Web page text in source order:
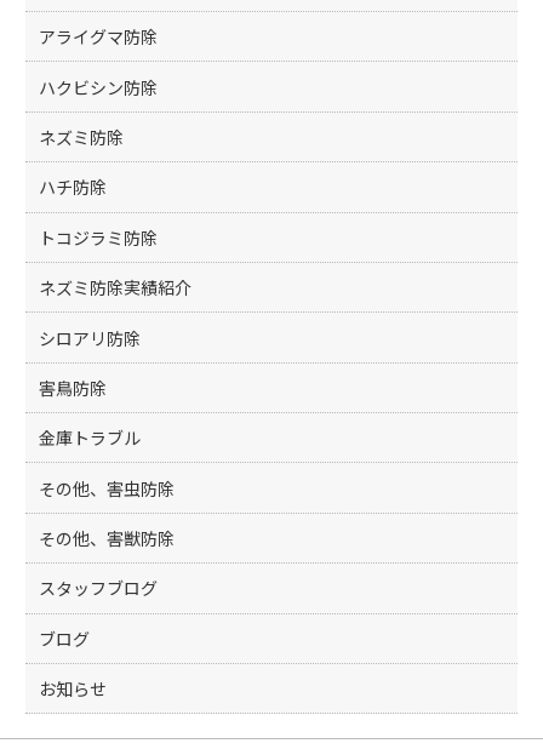
アライグマ防除
ハクビシン防除
ネズミ防除
ハチ防除
トコジラミ防除
ネズミ防除実績紹介
シロアリ防除
害鳥防除
金庫トラブル
その他、害虫防除
その他、害獣防除
スタッフブログ
ブログ
お知らせ